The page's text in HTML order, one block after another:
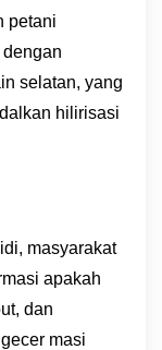
petani
selatan, yang
hilirisasi
masyarakat
apakah
dan
masi